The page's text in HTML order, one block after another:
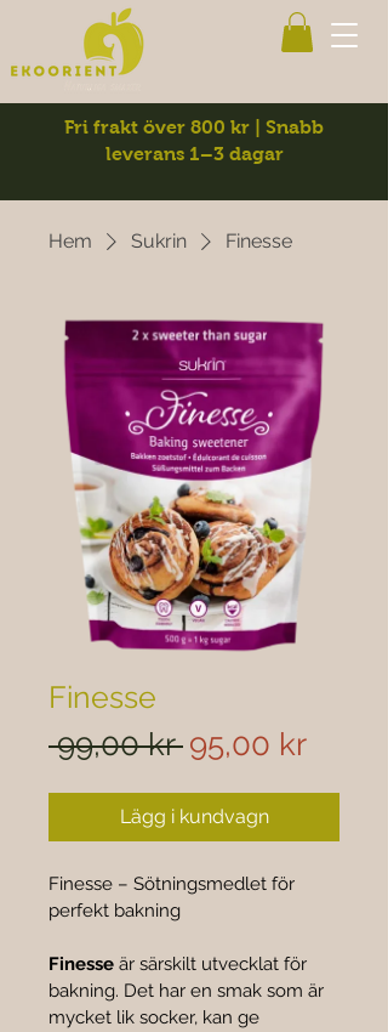
Fri frakt över 800 kr | Snabb
leverans 1–3 dagar
Hem Sukrin Finesse
Finesse
99,00 kr Ordinarie
95,00 kr
Lägg i kundvagn
Finesse – Sötningsmedlet för
perfekt bakning
Finesse är särskilt utvecklat för
bakning. Det har en smak som är
mycket lik socker, kan ge